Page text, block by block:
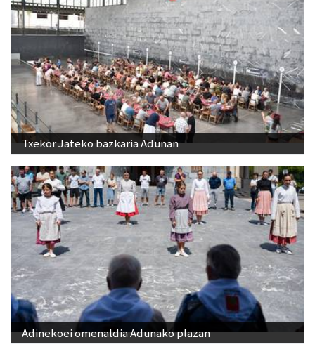
Txekor Jateko bazkaria Adunan
Adinekoei omenaldia Adunako plazan